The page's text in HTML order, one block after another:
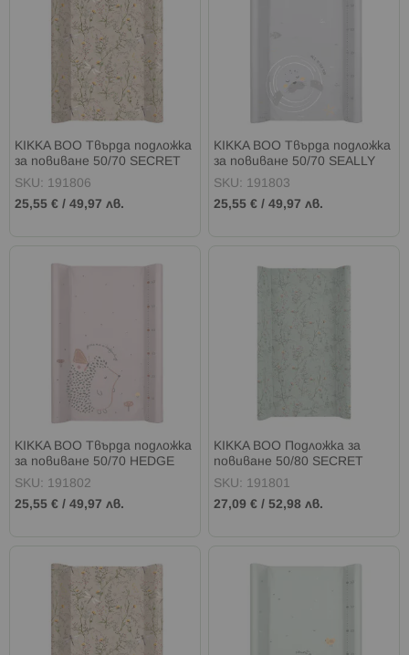
KIKKA BOO Твърда подложка
за повиване 50/70 SECRET
GARDEN BEIGE
SKU: 191806
25,55 € / 49,97 лв.
KIKKA BOO Твърда подложка
за повиване 50/70 SEALLY
ME
SKU: 191803
25,55 € /49,97 лв.
KIKKA BOO Твърда подложка
за повиване 50/70 HEDGE
HUGS
SKU: 191802
25,55 € / 49,97 лв.
KIKKA BOO Подложка за
повиване 50/80 SECRET
GARDEN GREEN
SKU: 191801
27,09 € / 52,98 лв.